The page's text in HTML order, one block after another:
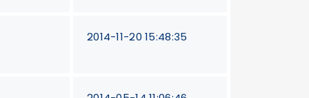
2014-11-20 15:48:35